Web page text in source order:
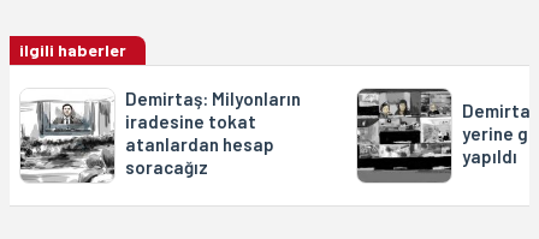
ilgili haberler
Demirtaş: Milyonların
iradesine tokat
atanlardan hesap
soracağız
yerine
yapıldı